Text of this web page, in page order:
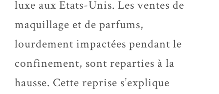
luxe aux Etats-Unis. Les ventes de
maquillage et de parfums,
lourdement impactées pendant le
confinement, sont reparties à la
hausse. Cette reprise s’explique